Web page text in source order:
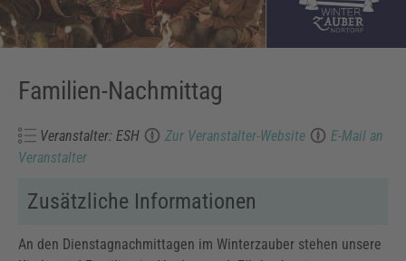
Familien-Nachmittag
Veranstalter: ESH Zur Veranstalter-Website
E-Mail an
Veranstalter
Zusätzliche Informationen
An den Dienstagnachmittagen im Winterzauber stehen unsere